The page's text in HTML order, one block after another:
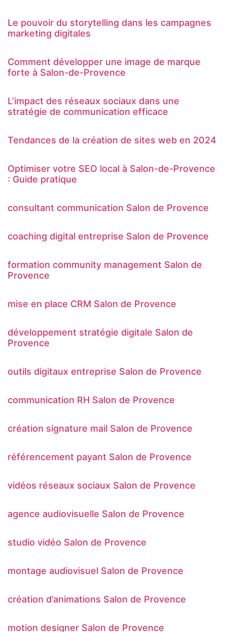
Le pouvoir du storytelling dans les campagnes
marketing digitales
Comment développer une image de marque
forte à Salon-de-Provence
L’impact des réseaux sociaux dans une
stratégie de communication efficace
Tendances de la création de sites web en 2024
Optimiser votre SEO local à Salon-de-Provence
: Guide pratique
consultant communication Salon de Provence
coaching digital entreprise Salon de Provence
formation community management Salon de
Provence
mise en place CRM Salon de Provence
développement stratégie digitale Salon de
Provence
outils digitaux entreprise Salon de Provence
communication RH Salon de Provence
création signature mail Salon de Provence
référencement payant Salon de Provence
vidéos réseaux sociaux Salon de Provence
agence audiovisuelle Salon de Provence
studio vidéo Salon de Provence
montage audiovisuel Salon de Provence
création d’animations Salon de Provence
motion designer Salon de Provence